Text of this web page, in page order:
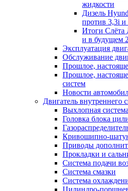
жидкости
Дизель
против 3,3i и
Итоги Слёта
и в будущем
Эксплуатация
Обслуживание
Прошлое,
Прошлое,
систем
Новости
Двигатель внутреннего
Выхлопная система
Головка блока
Кривошипно-
Приводы
Прокладки и
Система подачи
Система смазки
Система
Цилиндро-